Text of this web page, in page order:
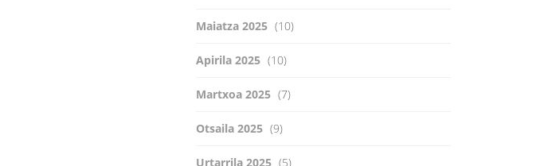
Maiatza 2025 (10)
Apirila 2025 (10)
Martxoa 2025 (7)
Otsaila 2025 (9)
Urtarrila 2025 (5)